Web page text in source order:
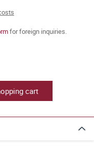
for foreign inquiries.
cart